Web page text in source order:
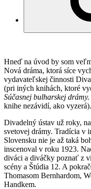
Hneď na úvod by som
Nová dráma, ktorá síce
vydavateľskej činnosti
(pri iných knihách, ktoré
Súčasnej bulharskej drámy.
knihe nezávidí, ako vyzerá).
Divadelný ústav už roky,
svetovej drámy. Tradícia v
Slovensku nie je až taká
inscenoval v roku 1923.
diváci a diváčky poznať z
scény a Štúdia 12. A
Thomasom Bernhardom,
Handkem.